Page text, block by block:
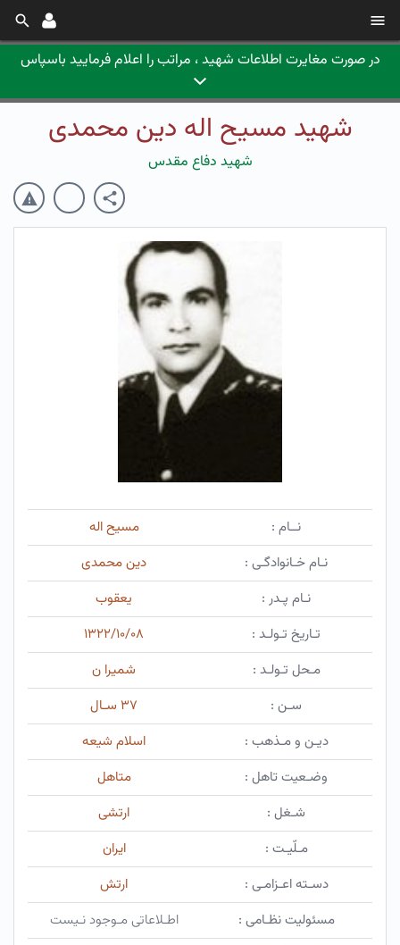
در صورت مغایرت اطلاعات شهید ، مراتب را اعلام فرمایید باسپاس
شهید مسیح اله دین محمدی
شهید دفاع مقدس
نــام :
مسیح اله
نـام خـانوادگـی :
دین محمدی
نـام پـدر :
یعقوب
تـاریخ تـولـد :
۱۳۲۲/۱۰/۰۸
مـحل تـولـد :
شمیرا ن
سـن :
۳۷ سـال
دیـن و مـذهب :
اسلام شیعه
وضـعیت تاهل :
متاهل
شـغل :
ارتشی
مـلّیـت :
ایران
دسـته اعـزامـی :
ارتش
مسئولیت نظـامی :
اطـلاعاتی مـوجود نـیست